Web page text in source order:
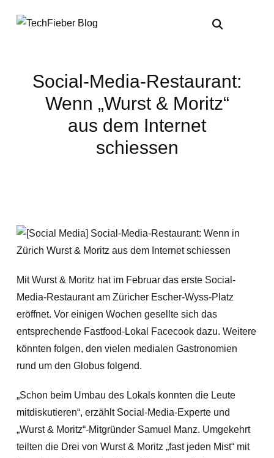
Social-Media-Restaurant:
Wenn „Wurst & Moritz“
aus dem Internet
schiessen
Mit Wurst & Moritz hat im Februar das erste Social-
Media-Restaurant am Züricher Escher-Wyss-Platz
eröffnet. Vor einigen Wochen gesellte sich das
entsprechende Fastfood-Lokal Facecook dazu. Weitere
könnten folgen, den vielen medialen Gastronomien
rund um den Globus folgend.
„Schon beim Umbau des Lokals konnten die Leute
mitdiskutieren“, erzählt Social-Media-Experte und
„Wurst & Moritz“-Mitgründer Samuel Manz. Umgekehrt
teilten die Drei von Wurst & Moritz „fast jeden Mist“ mit